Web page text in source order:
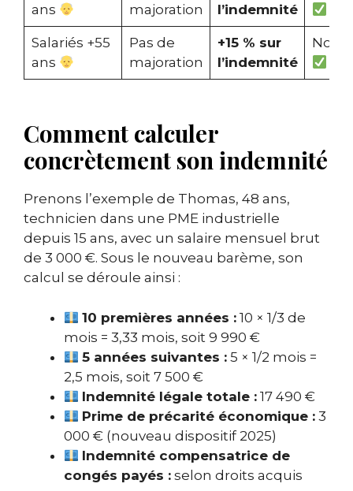
ans
majoration
l’indemnité
Salariés +55
ans
Pas de
majoration
+15 % sur
l’indemnité
Comment calculer
concrètement son indemnité
Prenons l’exemple de Thomas, 48 ans,
technicien dans une PME industrielle
depuis 15 ans, avec un salaire mensuel brut
de 3 000 €. Sous le nouveau barème, son
calcul se déroule ainsi :
10 premières années : 10 × 1/3 de
mois = 3,33 mois, soit 9 990 €
5 années suivantes : 5 × 1/2 mois =
2,5 mois, soit 7 500 €
Indemnité légale totale : 17 490 €
Prime de précarité économique : 3
000 € (nouveau dispositif 2025)
Indemnité compensatrice de
congés payés : selon droits acquis